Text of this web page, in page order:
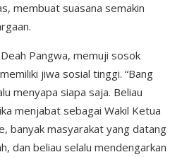
membuat suasana semakin
Pangwa, memuji sosok
jiwa sosial tinggi. “Bang
menyapa siapa saja. Beliau
menjabat sebagai Wakil Ketua
banyak masyarakat yang datang
dan beliau selalu mendengarkan